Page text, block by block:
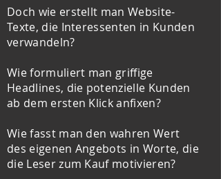
Doch wie erstellt man Website-
Texte, die Interessenten in Kunden
verwandeln?
Wie formuliert man griffige
Headlines, die potenzielle Kunden
ab dem ersten Klick anfixen?
Wie fasst man den wahren Wert
des eigenen Angebots in Worte, die
die Leser zum Kauf motivieren?